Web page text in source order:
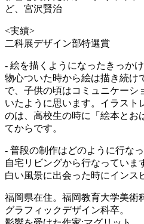
ど、宮沢賢治
<実績>
二科展デザイン部特選賞
- 絵を描くようになったきっか
物心ついた時から絵は描き続け
で、子供の頃はコミュニケーシ
いたように思います。イラスト
のは、高校生の時に「絵本とお
てからです。
- 普段の制作はどのように行な
自宅リビングから行なっていま
白い風景に出会った時にインス
福岡県在住。福岡教育大学美術
グラフィックデザイン科卒。